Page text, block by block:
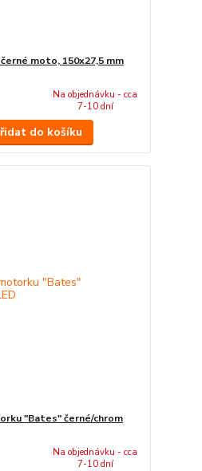
moto, 150x27,5 mm
Na objednávku - cca
7-10 dní
do košíku
"Bates" černé/chrom
Na objednávku - cca
7-10 dní